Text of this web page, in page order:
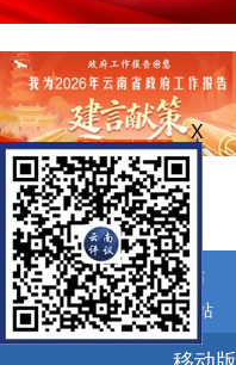
省政府相关网站
省市有关水利网站
X